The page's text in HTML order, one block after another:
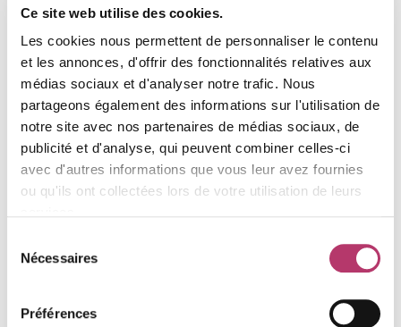
Ce site web utilise des cookies.
Les cookies nous permettent de personnaliser le contenu
et les annonces, d'offrir des fonctionnalités relatives aux
médias sociaux et d'analyser notre trafic. Nous
partageons également des informations sur l'utilisation de
notre site avec nos partenaires de médias sociaux, de
publicité et d'analyse, qui peuvent combiner celles-ci
avec d'autres informations que vous leur avez fournies
ou qu'ils ont collectées lors de votre utilisation de leurs
Nécessaires
Préférences
Cuisine : plaques de cuisson induction (x2), micro-
ondes, four traditionnel, réfrigérateur, bouilloire,
cafetière (Senseo), appareil à raclette (6pers.), grille
pain, lave vaisselle 45cm
Séjour : 1 banquette gigogne ( 2x 80cmx190cm) ,
télévision
Salle de bain : lavabo, baignoire, toilettes
Appartement équipé de 4 couvertures petit modele
Casier à ski